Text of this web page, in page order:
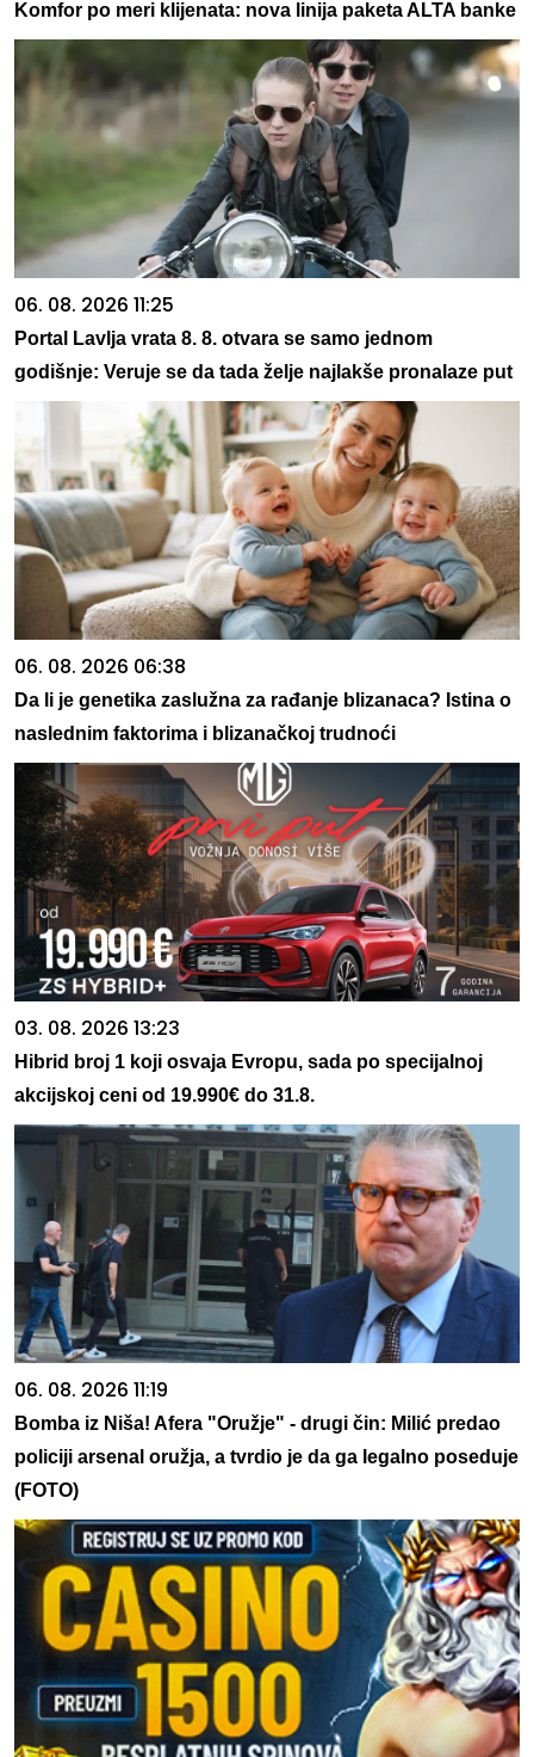
Komfor po meri klijenata: nova linija paketa ALTA banke
06. 08. 2026 11:25
Portal Lavlja vrata 8. 8. otvara se samo jednom
godišnje: Veruje se da tada želje najlakše pronalaze put
06. 08. 2026 06:38
Da li je genetika zaslužna za rađanje blizanaca? Istina o
naslednim faktorima i blizanačkoj trudnoći
03. 08. 2026 13:23
Hibrid broj 1 koji osvaja Evropu, sada po specijalnoj
akcijskoj ceni od 19.990€ do 31.8.
06. 08. 2026 11:19
Bomba iz Niša! Afera "Oružje" - drugi čin: Milić predao
policiji arsenal oružja, a tvrdio je da ga legalno poseduje
(FOTO)